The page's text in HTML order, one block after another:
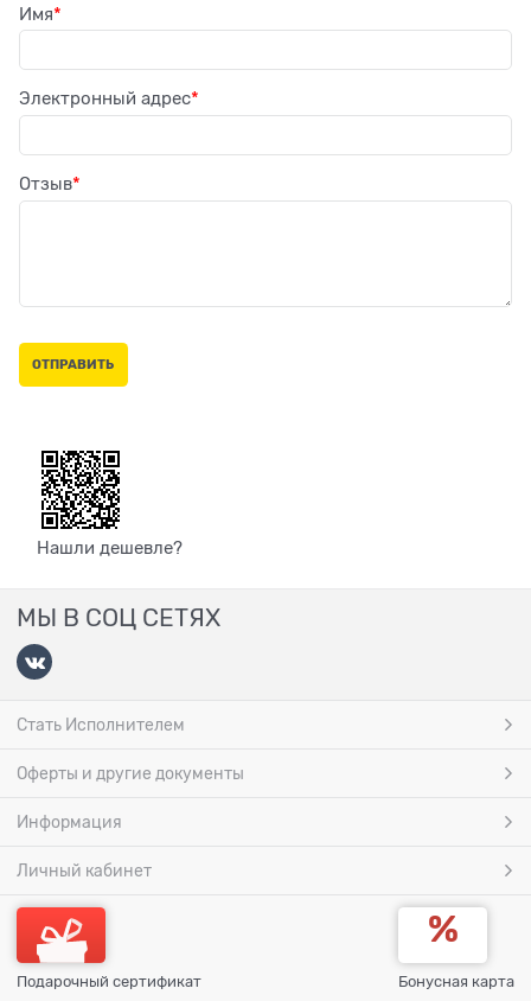
Имя
Электронный адрес
Отзыв
Нашли дешевле?
МЫ В СОЦ СЕТЯХ
Стать Исполнителем
Оферты и другие документы
Информация
Личный кабинет
Подарочный сертификат Бонусная карта